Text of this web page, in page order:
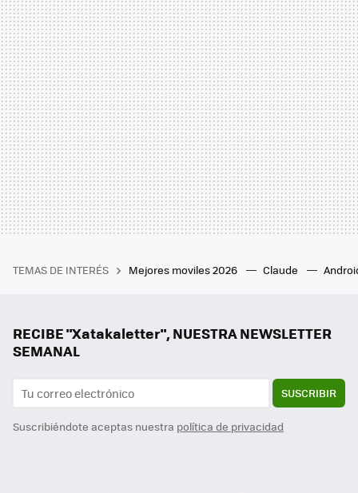
TEMAS DE INTERÉS Mejores moviles 2026 Claude
RECIBE "Xatakaletter", NUESTRA NEWSLETTER
SEMANAL
SUSCRIBIR
Suscribiéndote aceptas nuestra política de privacidad